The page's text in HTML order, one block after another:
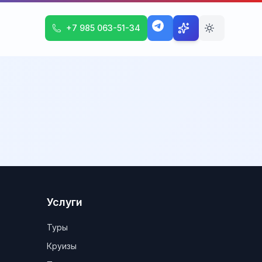
+7 985 063-51-34
Услуги
Туры
Круизы